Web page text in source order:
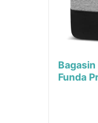
Funda